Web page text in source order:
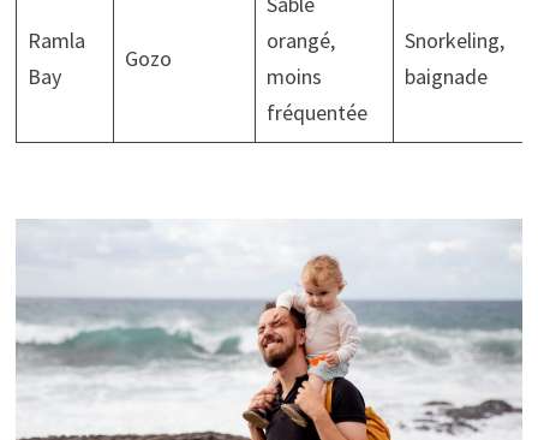
Ramla
Bay
Gozo
orangé,
moins
fréquentée
Snorkeling,
baignade